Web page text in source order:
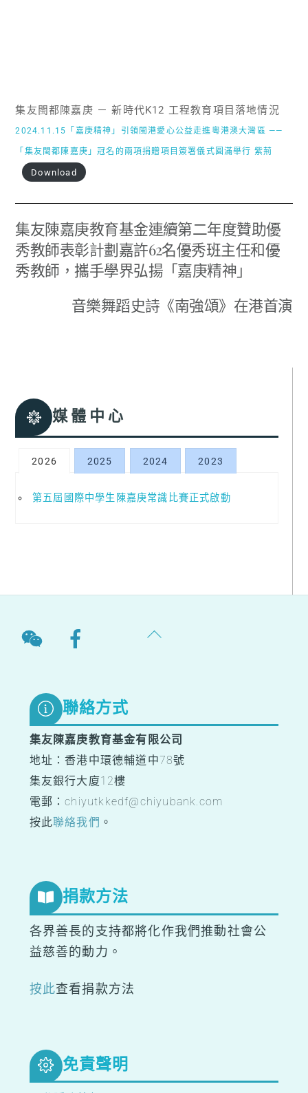
集友閩都陳嘉庚 － 新時代K12 工程教育項目落地情況
2024.11.15「嘉庚精神」引領閩港愛心公益走進粵港澳大灣區 ——
「集友閩都陳嘉庚」冠名的兩項捐贈項目簽署儀式圓滿舉行 紫荊
Download
集友陳嘉庚教育基金連續第二年度贊助優
秀教師表彰計劃嘉許62名優秀班主任和優
秀教師，攜手學界弘揚「嘉庚精神」
音樂舞蹈史詩《南強頌》在港首演
媒體中心
2026 2025 2024 2023
第五屆國際中學生陳嘉庚常識比賽正式啟動
Back
聯絡方式
集友陳嘉庚教育基金有限公司
地址：香港中環德輔道中78號
集友銀行大廈12樓
電郵：chiyutkkedf@chiyubank.com
按此聯絡我們 。
捐款方法
各界善長的支持都將化作我們推動社會公
益慈善的動力。
按此查看捐款方法
免責聲明